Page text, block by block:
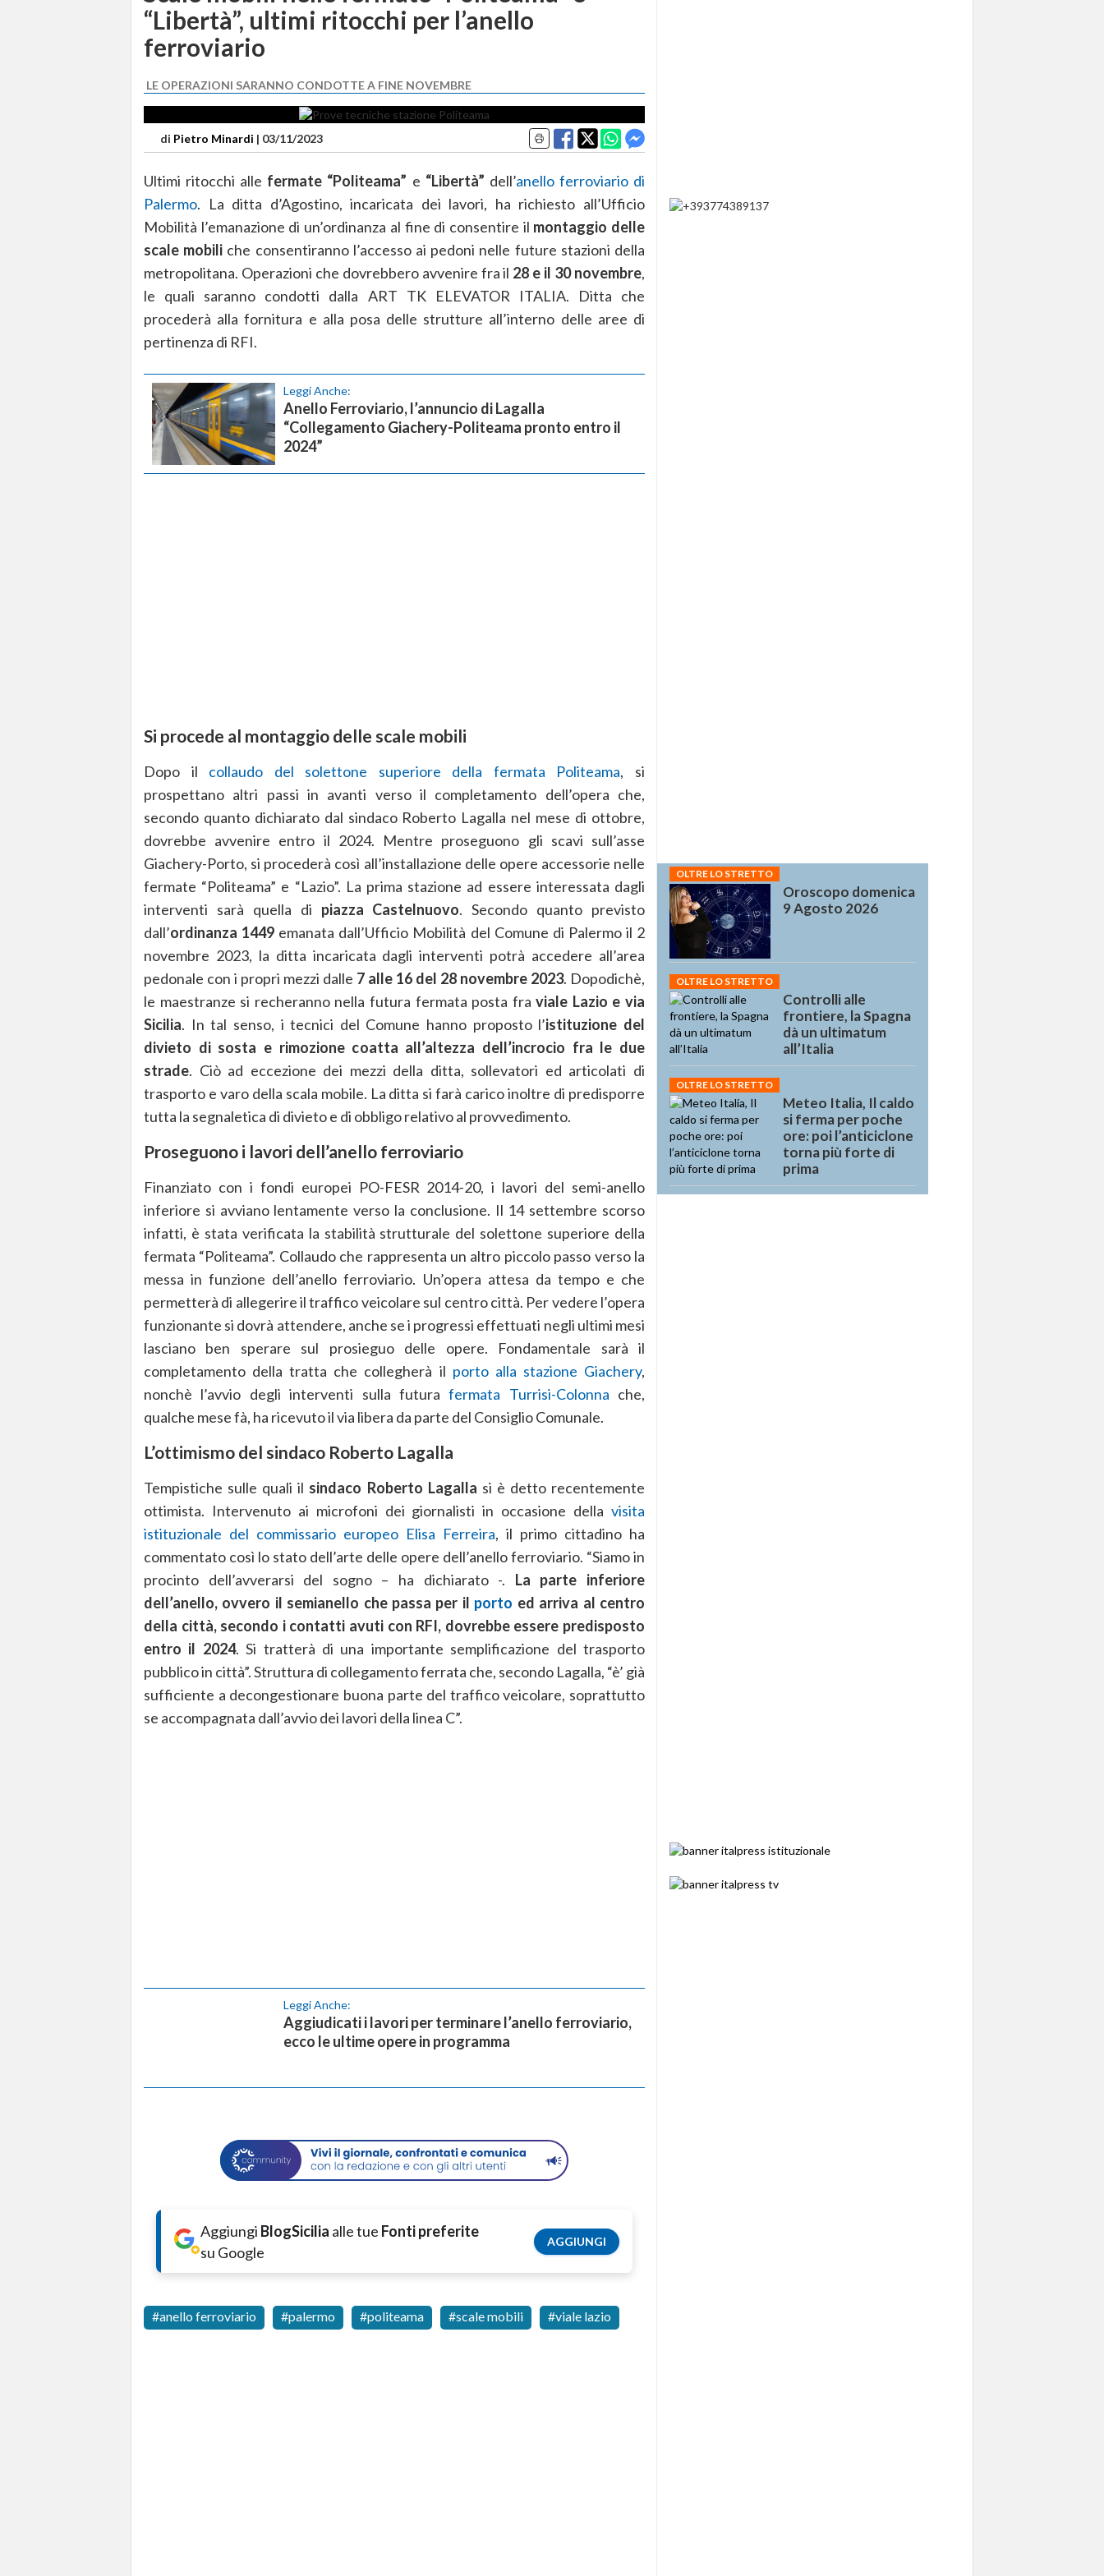
“Libertà”, ultimi ritocchi per l’anello
ferroviario
LE OPERAZIONI SARANNO CONDOTTE A FINE NOVEMBRE
di Pietro Minardi | 03/11/2023
Ultimi ritocchi alle fermate “Politeama” e “Libertà” dell’anello ferroviario di
Palermo. La ditta d’Agostino, incaricata dei lavori, ha richiesto all’Ufficio
Mobilità l’emanazione di un’ordinanza al fine di consentire il montaggio delle
scale mobili che consentiranno l’accesso ai pedoni nelle future stazioni della
metropolitana. Operazioni che dovrebbero avvenire fra il 28 e il 30 novembre,
le quali saranno condotti dalla ART TK ELEVATOR ITALIA. Ditta che
procederà alla fornitura e alla posa delle strutture all’interno delle aree di
pertinenza di RFI.
Leggi Anche:
Anello Ferroviario, l’annuncio di Lagalla
“Collegamento Giachery-Politeama pronto entro il
2024”
Si procede al montaggio delle scale mobili
Dopo il collaudo del solettone superiore della fermata Politeama, si
prospettano altri passi in avanti verso il completamento dell’opera che,
secondo quanto dichiarato dal sindaco Roberto Lagalla nel mese di ottobre,
dovrebbe avvenire entro il 2024. Mentre proseguono gli scavi sull’asse
Giachery-Porto, si procederà così all’installazione delle opere accessorie nelle
fermate “Politeama” e “Lazio”. La prima stazione ad essere interessata dagli
interventi sarà quella di piazza Castelnuovo. Secondo quanto previsto
dall’ordinanza 1449 emanata dall’Ufficio Mobilità del Comune di Palermo il 2
novembre 2023, la ditta incaricata dagli interventi potrà accedere all’area
pedonale con i propri mezzi dalle 7 alle 16 del 28 novembre 2023. Dopodichè,
le maestranze si recheranno nella futura fermata posta fra viale Lazio e via
Sicilia. In tal senso, i tecnici del Comune hanno proposto l’istituzione del
divieto di sosta e rimozione coatta all’altezza dell’incrocio fra le due
strade. Ciò ad eccezione dei mezzi della ditta, sollevatori ed articolati di
trasporto e varo della scala mobile. La ditta si farà carico inoltre di predisporre
tutta la segnaletica di divieto e di obbligo relativo al provvedimento.
Proseguono i lavori dell’anello ferroviario
Finanziato con i fondi europei PO-FESR 2014-20, i lavori del semi-anello
inferiore si avviano lentamente verso la conclusione. Il 14 settembre scorso
infatti, è stata verificata la stabilità strutturale del solettone superiore della
fermata “Politeama”. Collaudo che rappresenta un altro piccolo passo verso la
messa in funzione dell’anello ferroviario. Un’opera attesa da tempo e che
permetterà di allegerire il traffico veicolare sul centro città. Per vedere l’opera
funzionante si dovrà attendere, anche se i progressi effettuati negli ultimi mesi
lasciano ben sperare sul prosieguo delle opere. Fondamentale sarà il
completamento della tratta che collegherà il porto alla stazione Giachery,
nonchè l’avvio degli interventi sulla futurafermata Turrisi-Colonna che,
qualche mese fà, ha ricevuto il via libera da parte del Consiglio Comunale.
L’ottimismo del sindaco Roberto Lagalla
Tempistiche sulle quali il sindaco Roberto Lagalla si è detto recentemente
ottimista. Intervenuto ai microfoni dei giornalisti in occasione della visita
istituzionale del commissario europeo Elisa Ferreira, il primo cittadino ha
commentato così lo stato dell’arte delle opere dell’anello ferroviario. “Siamo in
procinto dell’avverarsi del sogno – ha dichiarato -. La parte inferiore
dell’anello, ovvero il semianello che passa per il porto ed arriva al centro
della città, secondo i contatti avuti con RFI, dovrebbe essere predisposto
entro il 2024. Si tratterà di una importante semplificazione del trasporto
pubblico in città”. Struttura di collegamento ferrata che, secondo Lagalla, “è’ già
sufficiente a decongestionare buona parte del traffico veicolare, soprattutto
se accompagnata dall’avvio dei lavori della linea C”.
Leggi Anche:
Aggiudicati i lavori per terminare l’anello ferroviario,
ecco le ultime opere in programma
Aggiungi BlogSicilia alle tue Fonti preferite
su Google
AGGIUNGI
anello ferroviario palermo politeama scale mobili viale lazio
OLTRE LO STRETTO
Oroscopo domenica
9 Agosto 2026
OLTRE LO STRETTO
Controlli alle
frontiere, la Spagna
dà un ultimatum
all’Italia
OLTRE LO STRETTO
Meteo Italia, Il caldo
si ferma per poche
ore: poi l’anticiclone
torna più forte di
prima